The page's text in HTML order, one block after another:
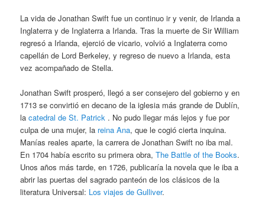
La vida de Jonathan Swift fue un continuo ir y venir, de Irlanda a
Inglaterra y de Inglaterra a Irlanda. Tras la muerte de Sir William
regresó a Irlanda, ejerció de vicario, volvió a Inglaterra como
capellán de Lord Berkeley, y regreso de nuevo a Irlanda, esta
vez acompañado de Stella.
Jonathan Swift prosperó, llegó a ser consejero del gobierno y en
1713 se convirtió en decano de la iglesia más grande de Dublín,
lacatedral de St. Patrick . No pudo llegar más lejos y fue por
culpa de una mujer, la reina Ana, que le cogió cierta inquina.
Manías reales aparte, la carrera de Jonathan Swift no iba mal.
En 1704 había escrito su primera obra,The Battle of the Books.
Unos años más tarde, en 1726, publicaría la novela que le iba a
abrir las puertas del sagrado panteón de los clásicos de la
literatura Universal: Los viajes de Gulliver.